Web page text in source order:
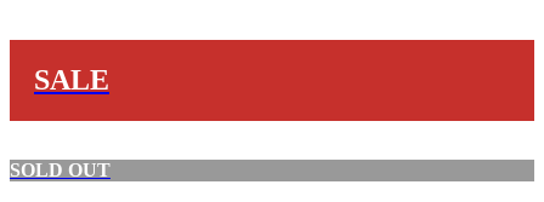
SALE
SOLD OUT